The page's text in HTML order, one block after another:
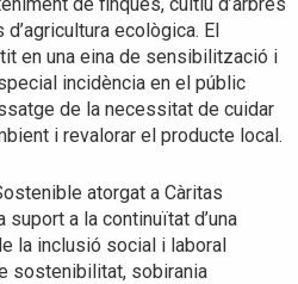
ecològica. El
en una eina de sensibilització i
incidència en el públic
de la necessitat de cuidar
i revalorar el producte local.
atorgat a Càritas
a la continuïtat d’una
la inclusió social i laboral
sostenibilitat, sobirania